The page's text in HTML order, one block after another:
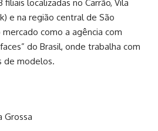
filiais localizadas no Carrão, Vila
e na região central de São
como a agência com
do Brasil, onde trabalha com
de modelos.
Grossa